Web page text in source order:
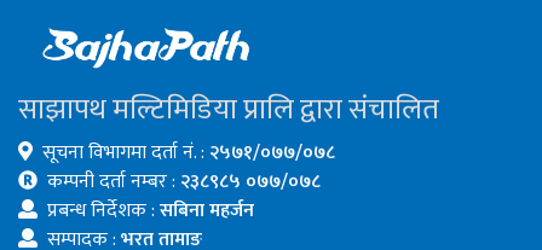
साझापथ मल्टिमिडिया प्रालि द्वारा संचालित
सूचना विभागमा दर्ता नं. : २५७१/०७७/०७८
कम्पनी दर्ता नम्बर : २३८९८५ ०७७/०७८
प्रबन्ध निर्देशक :सबिना महर्जन
सम्पादक :भरत तामाङ